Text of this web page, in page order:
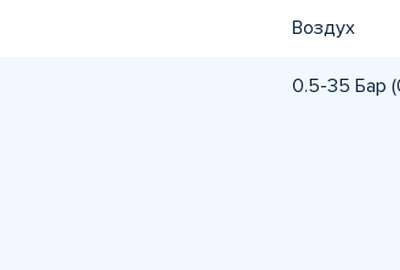
Воздух
0.5-35 Бар